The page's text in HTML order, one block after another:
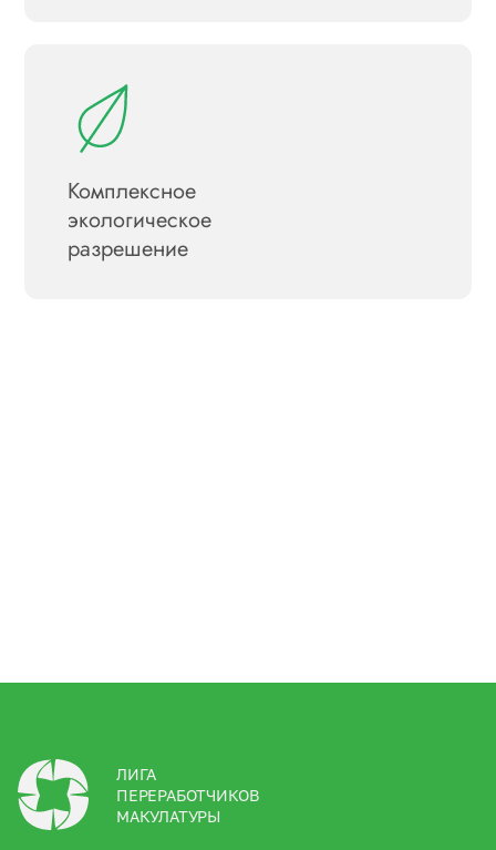
Комплексное
экологическое
разрешение
ЛИГА
ПЕРЕРАБОТЧИКОВ
МАКУЛАТУРЫ